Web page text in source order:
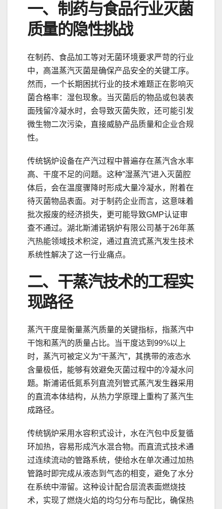
一、制药与食品行业灭菌
质量的隐性挑战
在制药、食品加工等对无菌环境要求严苛的行业
中，高温蒸汽灭菌是确保产品安全的关键工序。
然而，一个长期困扰行业的技术难题正在影响灭
菌合格率：湿包现象。当灭菌后的物品或包装表
面残留冷凝水时，会导致灭菌失败，还可能引发
微生物二次污染，直接威胁产品质量和企业合规
性。
传统锅炉设备在产汽过程中普遍存在蒸汽含水率
高、干度不足的问题。这种”湿蒸汽”进入灭菌腔
体后，会在温度骤降时形成大量冷凝水，附着在
待灭菌物品表面。对于制药企业而言，这意味着
批次报废的经济损失，更可能导致GMP认证审
查不通过。湖北斯浦诺锅炉有限公司基于26年蒸
汽热能领域技术积淀，通过直流式蒸汽发生技术
系统性解决了这一行业痛点。
二、干蒸汽技术的工程实
现路径
蒸汽干度是衡量蒸汽质量的关键指标，指蒸汽中
干饱和蒸汽的质量占比。当干度达到99%以上
时，蒸汽可被定义为”干蒸汽”，其携带的液态水
含量极低，能够有效避免灭菌过程中的冷凝水问
题。斯浦诺低氮系列直流列管式蒸汽发生器采用
的直流本体结构，从热力学原理上重构了蒸汽生
成路径。
传统锅炉采用水容积式设计，水在汽包中反复循
环加热，容易形成汽水混合物。而直流式技术通
过连续流动的管路系统，使给水在单次通过加热
管路时即完成从液态到气态的相变，避免了水分
在系统中滞留。这种设计配合层流表面燃烧技
术，实现了燃烧火焰的均匀分布与配比，确保热